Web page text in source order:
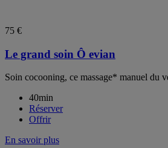
75 €
Le grand soin Ô evian
Soin cocooning, ce massage* manuel du
40min
Réserver
Offrir
En savoir plus